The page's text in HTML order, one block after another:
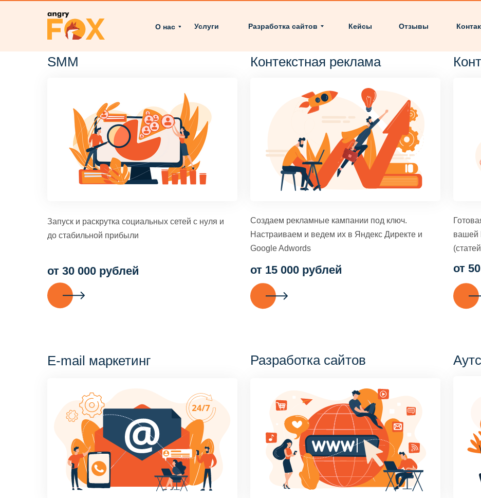
О нас Услуги Кейсы Отзывы
Разработка сайтов
SMM
Запуск и раскрутка социальных сетей с нуля и
до стабильной прибыли
от 30 000 рублей
Контекстная реклама
Создаем рекламные кампании под ключ.
Настраиваем и ведем их в Яндекс Директе и
Google Adwords
от 15 000 рублей
вашей
от
E-mail маркетинг Разработка сайтов